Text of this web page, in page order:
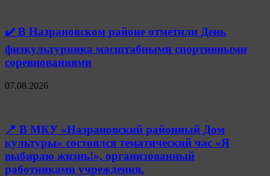
✔️ В Назрановском районе отметили День
физкультурника масштабными спортивными
соревнованиями
07.08.2026
📍 В МКУ «Назрановский районный Дом
культуры» состоялся тематический час «Я
выбираю жизнь!», организованный
работниками учреждения.